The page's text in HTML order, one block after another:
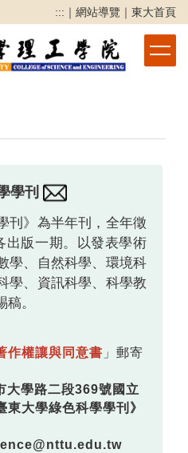
::: ｜ 網站導覽 ｜ 東大首頁
學刊
刊》為半年刊，全年徵
出版一期。以發表學術
學、自然科學、環境科
學、資訊科學、科學教
。
作權讓與同意書 」郵寄
學路二段369號國立
大學綠色科學學刊》